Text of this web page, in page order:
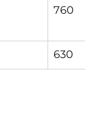
760
630